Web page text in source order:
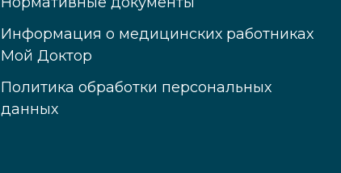
Информация о медицинских работниках
Мой Доктор
Политика обработки персональных
данных